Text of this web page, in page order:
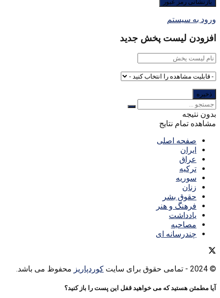
ورود به سیستم
افزودن لیست پخش جدید
بدون نتیجه
مشاهده تمام نتایج
صفحه اصلی
ایران
عراق
ترکیه
سوریه
زنان
حقوق بشر
فرهنگ و هنر
یادداشت
مصاحبه
چندرسانه ای
© 2024 - تمامی حقوق برای سایت کوردپاریز محفوظ می باشد.
آیا مطمئن هستید که می خواهید قفل این پست را باز کنید؟